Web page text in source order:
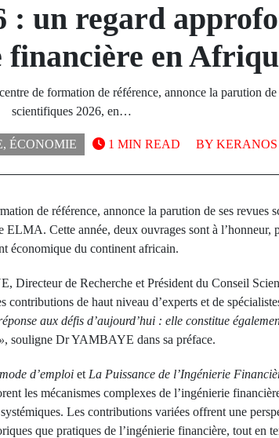
: un regard
financière en
de formation de référence, annonce la parution de
scientifiques 2026, en…
, ÉCONOMIE BY
1 MIN READ
de référence, annonce la parution de ses revues
Cette année, deux ouvrages sont à l’honneur,
économique du continent africain.
Directeur de Recherche et Président du Conseil
de haut niveau d’experts et de
aux défis d’aujourd’hui : elle constitue
, souligne Dr YAMBAYE dans sa préface.
d’emploi et La Puissance de l’Ingénierie
les mécanismes complexes de l’ingénierie
Les contributions variées offrent une
que pratiques de l’ingénierie financière, tout en